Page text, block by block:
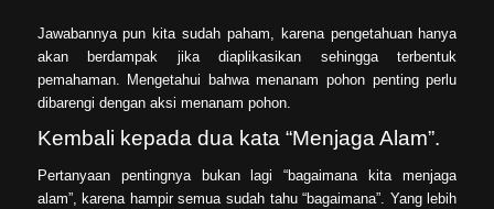
Jawabannya pun kita sudah paham, karena pengetahuan hanya
akan berdampak jika diaplikasikan sehingga terbentuk
pemahaman. Mengetahui bahwa menanam pohon penting perlu
dibarengi dengan aksi menanam pohon.
Kembali kepada dua kata “Menjaga Alam”.
Pertanyaan pentingnya bukan lagi “bagaimana kita menjaga
alam”, karena hampir semua sudah tahu “bagaimana”. Yang lebih